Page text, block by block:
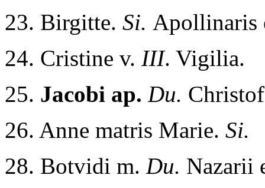
23. Birgitte. Si. Apollinaris
24. Cristine v. III. Vigilia.
25. Jacobi ap. Du.
26. Anne matris Marie. Si.
28. Botvidi m. Du. Nazarii